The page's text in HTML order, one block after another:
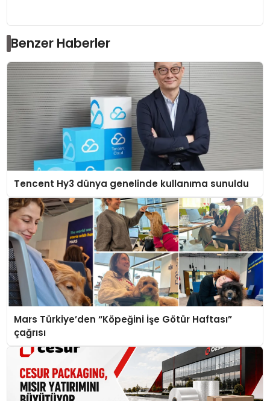
Benzer Haberler
Tencent Hy3 dünya genelinde kullanıma sunuldu
Mars Türkiye’den “Köpeğini İşe Götür Haftası”
çağrısı